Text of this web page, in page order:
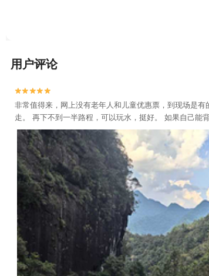
用户评论


非常值得来，网上没有老年人和儿童优惠票，到现场是
走。 再下不到一半路程，可以玩水，挺好。 如果自己能